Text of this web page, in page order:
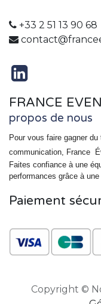
+33 2 51 13 90 68
FRANCE
propos de nous
Pour vous faire gagner
communication, France
Faites confiance à une
performances grâce à
Paiement
Copyright ©